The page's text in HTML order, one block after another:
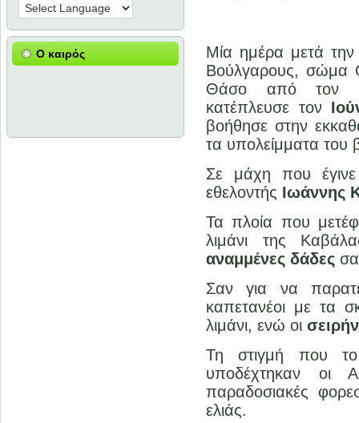
Ο καιρός
Μία ημέρα μετά
Βούλγαρους, σώμα
Θάσο από τον
κατέπλευσε τον
βοήθησε στην
τα υπολείμματα
Σε μάχη που
εθελοντής Ιωάννης
Τα πλοία που
λιμάνι της
αναμμένες δάδες
Σαν για να
καπετανέοι με τα
λιμάνι, ενώ οι
Τη στιγμή που
υποδέχτηκαν οι
παραδοσιακές
ελιάς.